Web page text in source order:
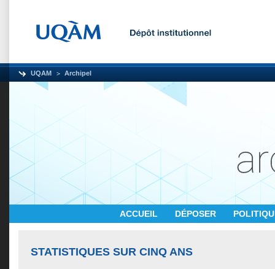
UQAM Archipel
ACCUEIL DÉPOSER
STATISTIQUES SUR CINQ ANS